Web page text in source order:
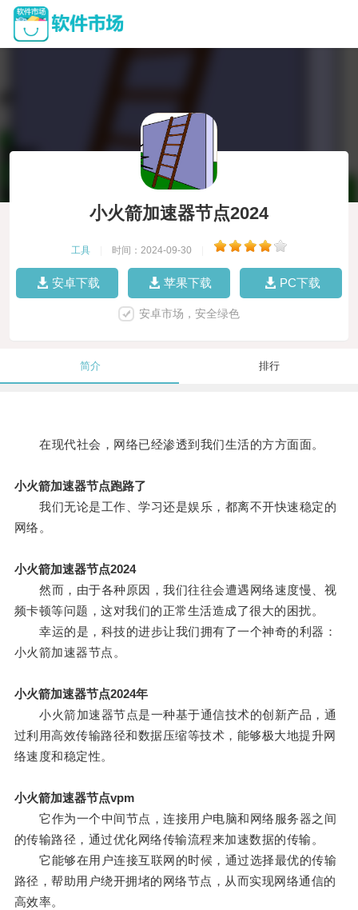
小火箭加速器节点2024
工具 时间：2024-09-30
安卓下载 苹果下载 PC下载
安卓市场，安全绿色
简介 排行
在现代社会，网络已经渗透到我们生活的方方面面。
小火箭加速器节点跑路了
我们无论是工作、学习还是娱乐，都离不开快速稳定的
网络。
小火箭加速器节点2024
然而，由于各种原因，我们往往会遭遇网络速度慢、视
频卡顿等问题，这对我们的正常生活造成了很大的困扰。
幸运的是，科技的进步让我们拥有了一个神奇的利器：
小火箭加速器节点。
小火箭加速器节点2024年
小火箭加速器节点是一种基于通信技术的创新产品，通
过利用高效传输路径和数据压缩等技术，能够极大地提升网
络速度和稳定性。
小火箭加速器节点vpm
它作为一个中间节点，连接用户电脑和网络服务器之间
的传输路径，通过优化网络传输流程来加速数据的传输。
它能够在用户连接互联网的时候，通过选择最优的传输
路径，帮助用户绕开拥堵的网络节点，从而实现网络通信的
高效率。